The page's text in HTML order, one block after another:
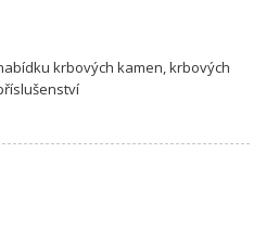
krbových kamen, krbových